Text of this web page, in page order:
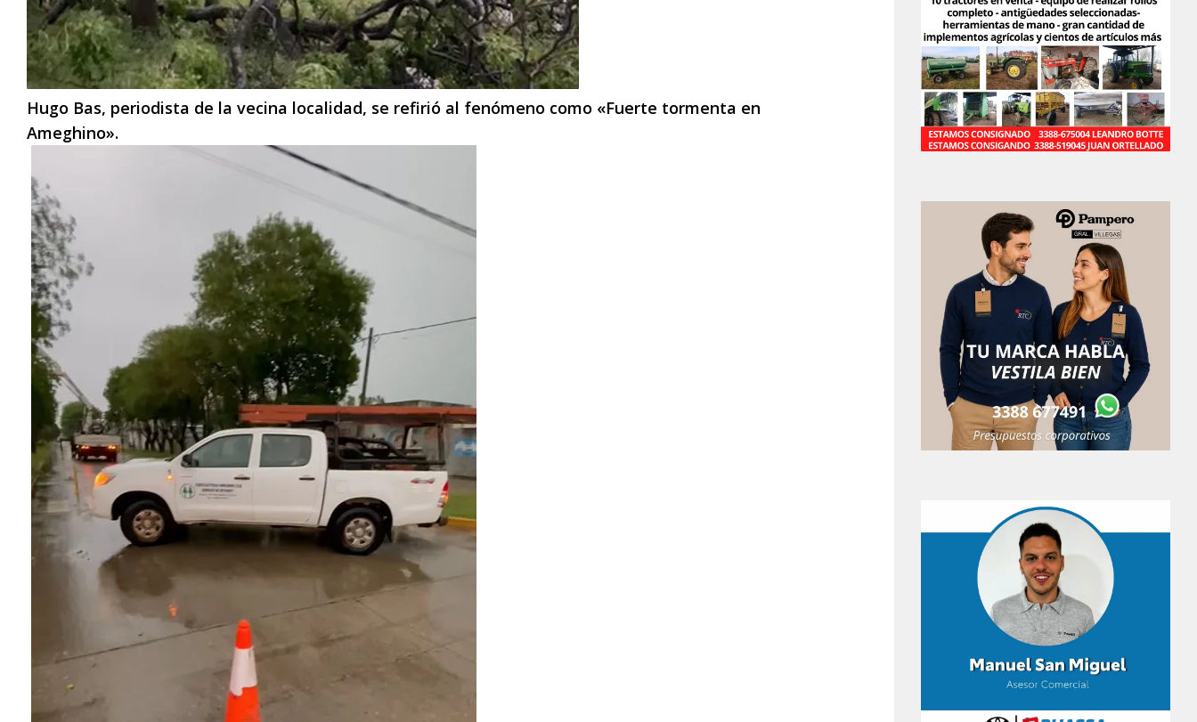
Hugo Bas, periodista de la vecina localidad, se refirió al fenómeno como «Fuerte tormenta en
Ameghino».